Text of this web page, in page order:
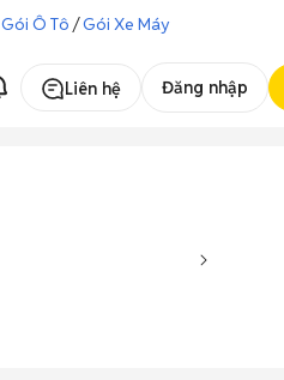
Gói Ô Tô /Gói Xe Máy
Liên hệ Đăng nhập